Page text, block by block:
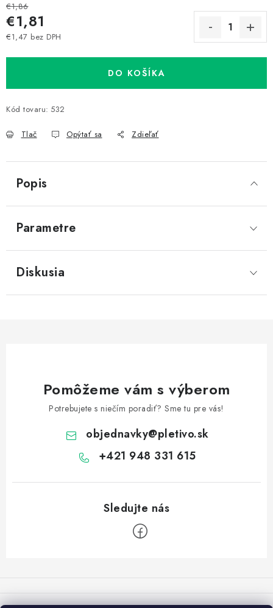
€1,86
€1,81
€1,47 bez DPH
DO KOŠÍKA
Kód tovaru: 532
Tlač Opýtať sa Zdieľať
Popis
Parametre
Diskusia
Pomôžeme vám s výberom
Potrebujete s niečím poradiť? Sme tu pre vás!
objednavky@pletivo.sk
+421 948 331 615
p